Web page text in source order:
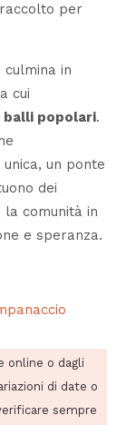
per
in
cui
balli popolari.
un ponte
dei
comunità in
e speranza.
online o dagli
di date o
sempre